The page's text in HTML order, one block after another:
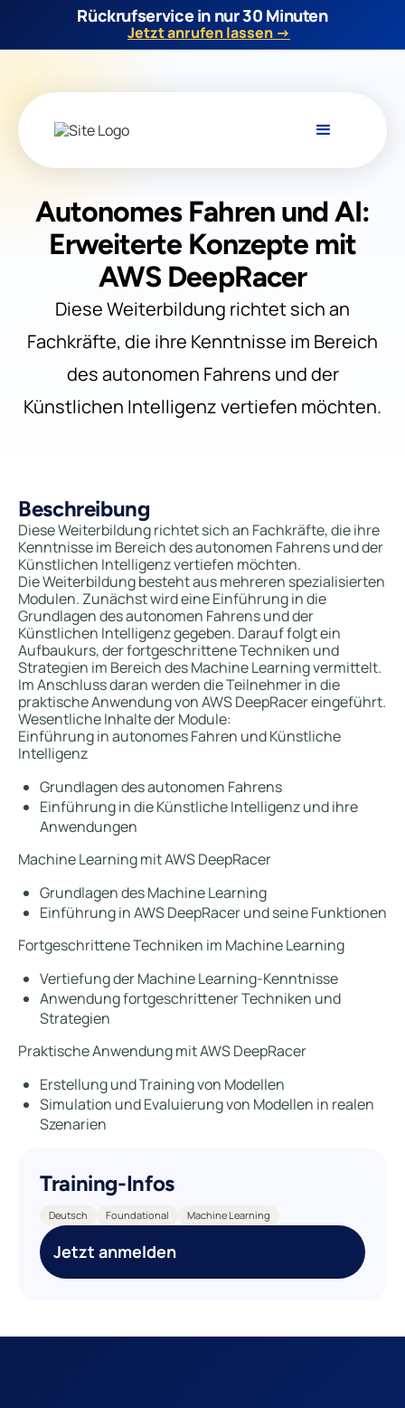
Rückrufservice in nur 30 Minuten
Jetzt anrufen lassen →
Autonomes Fahren und AI:
Erweiterte Konzepte mit
AWS DeepRacer
Diese Weiterbildung richtet sich an
Fachkräfte, die ihre Kenntnisse im Bereich
des autonomen Fahrens und der
Künstlichen Intelligenz vertiefen möchten.
Beschreibung
Diese Weiterbildung richtet sich an Fachkräfte, die ihre
Kenntnisse im Bereich des autonomen Fahrens und der
Künstlichen Intelligenz vertiefen möchten.
Die Weiterbildung besteht aus mehreren spezialisierten
Modulen. Zunächst wird eine Einführung in die
Grundlagen des autonomen Fahrens und der
Künstlichen Intelligenz gegeben. Darauf folgt ein
Aufbaukurs, der fortgeschrittene Techniken und
Strategien im Bereich des Machine Learning vermittelt.
Im Anschluss daran werden die Teilnehmer in die
praktische Anwendung von AWS DeepRacer eingeführt.
Wesentliche Inhalte der Module:
Einführung in autonomes Fahren und Künstliche
Intelligenz
Grundlagen des autonomen Fahrens
Einführung in die Künstliche Intelligenz und ihre
Anwendungen
Machine Learning mit AWS DeepRacer
Grundlagen des Machine Learning
Einführung in AWS DeepRacer und seine Funktionen
Fortgeschrittene Techniken im Machine Learning
Vertiefung der Machine Learning-Kenntnisse
Anwendung fortgeschrittener Techniken und
Strategien
Praktische Anwendung mit AWS DeepRacer
Erstellung und Training von Modellen
Simulation und Evaluierung von Modellen in realen
Szenarien
Training-Infos
Deutsch Foundational Machine Learning
Jetzt anmelden